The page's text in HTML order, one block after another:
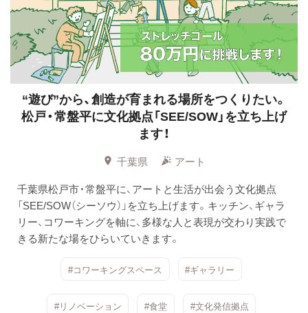
“遊び”から、創造が育まれる場所をつくりたい。
松戸・常盤平に文化拠点「SEE/SOW」を立ち上げ
ます！
千葉県
アート
千葉県松戸市・常盤平に、アートと生活が出会う文化拠点
「SEE/SOW（シーソウ）」を立ち上げます。キッチン、ギャラ
リー、コワーキングを軸に、多様な人と表現が交わり実践で
きる新たな場をひらいていきます。
#コワーキングスペース #ギャラリー
#リノベーション #食堂 #文化発信拠点